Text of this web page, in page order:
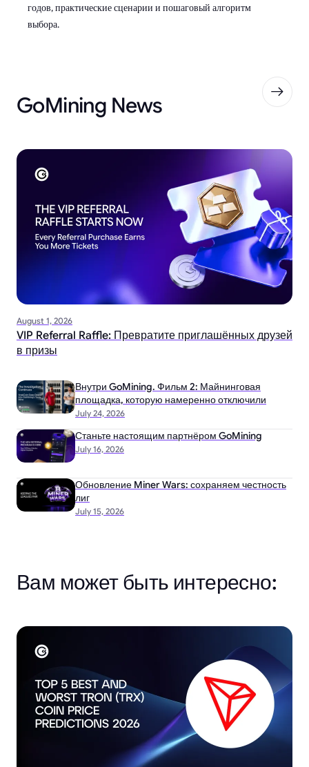
годов, практические сценарии и пошаговый алгоритм
выбора.
GoMining News
August 1, 2026
VIP Referral Raffle: Превратите приглашённых друзей
в призы
July 24, 2026
Внутри GoMining. Фильм 2: Майнинговая
площадка, которую намеренно отключили
July 16, 2026
Станьте настоящим партнёром GoMining
July 15, 2026
Обновление Miner Wars: сохраняем честность
лиг
Вам может быть интересно: